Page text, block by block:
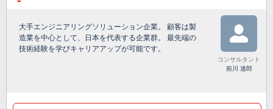
大手エンジニアリングソリューション企業。 顧客は製
造業を中心として、日本を代表する企業群。 最先端の
技術経験を学びキャリアアップが可能です。
コンサルタント
前川 達郎